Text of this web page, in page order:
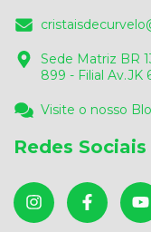
Sede Matriz BR
899 - Filial Av.JK
Visite o nosso
Redes Sociais